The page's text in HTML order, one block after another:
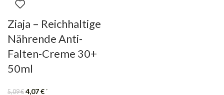
Ziaja – Reichhaltige
Nährende Anti-
Falten-Creme 30+
50ml
5,09€ 4,07€ *